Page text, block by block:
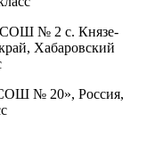
№ 2 с. Князе-
Хабаровский
№ 20», Россия,